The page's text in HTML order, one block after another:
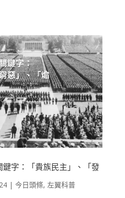
字：「貴族民主」、「發
| 今日頭條, 左翼科普